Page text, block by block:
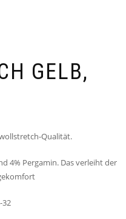
GELB,
Qualität.
4% Pergamin. Das verleiht der
32